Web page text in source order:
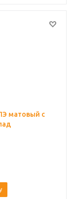
матовый с